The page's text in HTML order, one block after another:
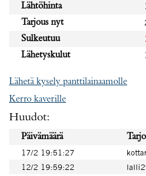
Lähtöhinta
Tarjous nyt
Sulkeutuu
Lähetyskulut
Lähetä kysely panttilainaamolle
Kerro kaverille
Huudot:
Päivämäärä
17/2 19:51:27
12/2 19:59:22